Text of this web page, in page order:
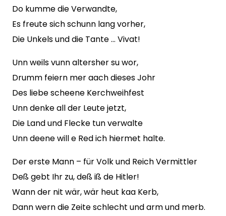
Do kumme die Verwandte,
Es freute sich schunn lang vorher,
Die Unkels und die Tante … Vivat!
Unn weils vunn altersher su wor,
Drumm feiern mer aach dieses Johr
Des liebe scheene Kerchweihfest
Unn denke all der Leute jetzt,
Die Land und Flecke tun verwalte
Unn deene will e Red ich hiermet halte.
Der erste Mann – für Volk und Reich Vermittler
Deß gebt Ihr zu, deß iß de Hitler!
Wann der nit wär, wär heut kaa Kerb,
Dann wern die Zeite schlecht und arm und merb.